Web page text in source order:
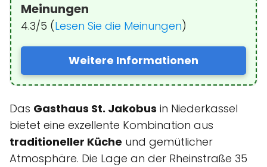
Meinungen
4.3/5 (Lesen Sie die Meinungen)
Weitere Informationen
Das Gasthaus St. Jakobus in Niederkassel
bietet eine exzellente Kombination aus
traditioneller Küche und gemütlicher
Atmosphäre. Die Lage an der Rheinstraße 35